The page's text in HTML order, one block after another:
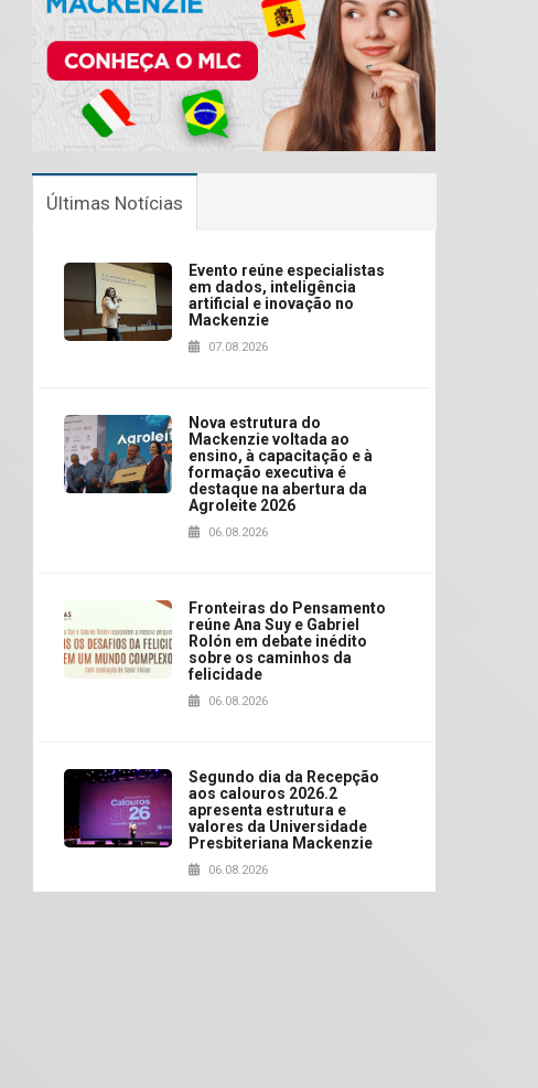
Últimas Notícias
Evento reúne especialistas
em dados, inteligência
artificial e inovação no
Mackenzie
07.08.2026
Nova estrutura do
Mackenzie voltada ao
ensino, à capacitação e à
formação executiva é
destaque na abertura da
Agroleite 2026
06.08.2026
Fronteiras do Pensamento
reúne Ana Suy e Gabriel
Rolón em debate inédito
sobre os caminhos da
felicidade
06.08.2026
Segundo dia da Recepção
aos calouros 2026.2
apresenta estrutura e
valores da Universidade
Presbiteriana Mackenzie
06.08.2026